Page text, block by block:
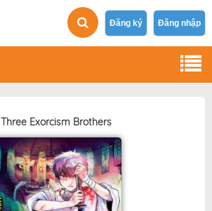
Đăng ký Đăng nhập
Three Exorcism Brothers